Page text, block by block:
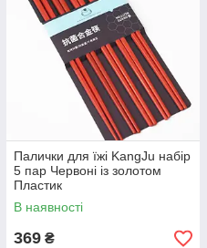
Палички для їжі KangJu набір
5 пар Червоні із золотом
Пластик
В наявності
369 ₴